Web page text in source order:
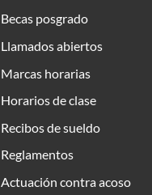
Becas posgrado
Llamados abiertos
Marcas horarias
Horarios de clase
Recibos de sueldo
Reglamentos
Actuación contra acoso